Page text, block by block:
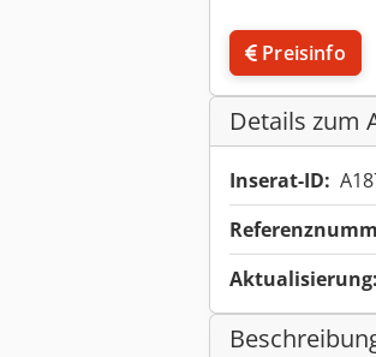
Preisinfo
Details zum
Inserat-ID:
Aktualisierung: